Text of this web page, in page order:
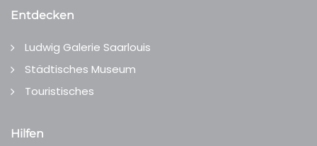
Entdecken
Ludwig Galerie Saarlouis
Städtisches Museum
Touristisches
Hilfen